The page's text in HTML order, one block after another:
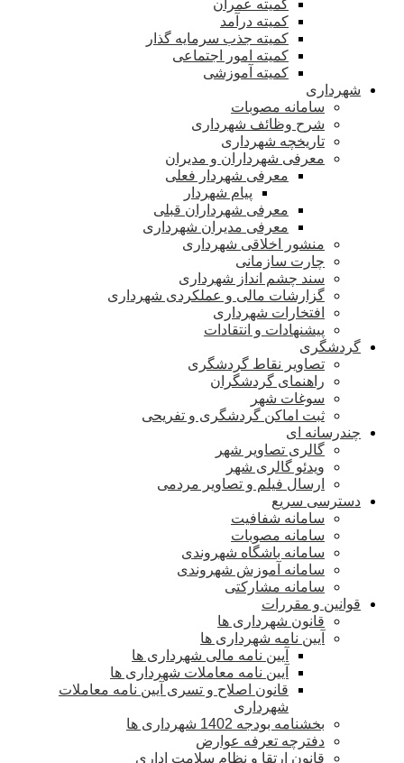
کمیته عمران
کمیته درآمد
کمیته جذب سرمایه گذار
کمیته امور اجتماعی
کمیته آموزشی
شهرداری
سامانه مصوبات
شرح وظائف شهرداری
تاریخچه شهرداری
معرفی شهرداران و مدیران
معرفی شهردار فعلی
پیام شهردار
معرفی شهرداران قبلی
معرفی مدیران شهرداری
منشور اخلاقی شهرداری
چارت سازمانی
سند چشم انداز شهرداری
گزارشات مالی و عملکردی شهرداری
افتخارات شهرداری
پیشنهادات و انتقادات
گردشگری
تصاویر نقاط گردشگری
راهنمای گردشگران
سوغات شهر
ثبت اماکن گردشگری و تفریحی
چندرسانه ای
گالری تصاویر شهر
ویدئو گالری شهر
ارسال فیلم و تصاویر مردمی
دسترسی سریع
سامانه شفافیت
سامانه مصوبات
سامانه باشگاه شهروندی
سامانه آموزش شهروندی
سامانه مشارکتی
قوانین و مقررات
قانون شهرداری ها
آیین نامه شهرداری ها
آیین نامه مالی شهرداری ها
آیین نامه معاملات شهرداری ها
قانون اصلاح و تسری آیین نامه معاملات
شهرداری
بخشنامه بودجه 1402 شهرداری ها
دفترچه تعرفه عوارض
قانون ارتقا و نظام سلامت اداری